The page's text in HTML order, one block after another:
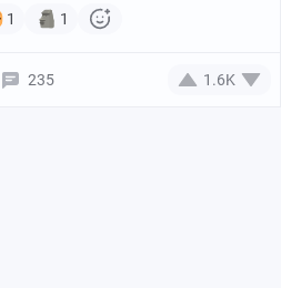
1 1
235 1.6K